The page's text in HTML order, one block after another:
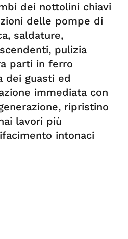
dei nottolini chiavi
delle pompe di
saldature,
pulizia
parti in ferro
dei guasti ed
immediata con
ripristino
lavori più
intonaci